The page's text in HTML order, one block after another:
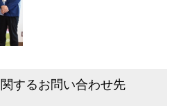
するお問い合わせ先